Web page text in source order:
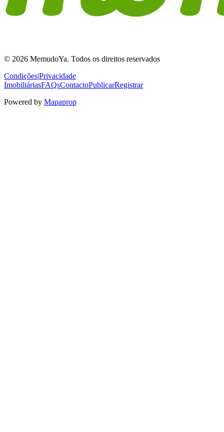
© 2026 MemudoYa. Todos os direitos reservados
Condições|Privacidade
ImobiliáriasFAQsContactoPublicarRegistrar
Powered by Mapaprop